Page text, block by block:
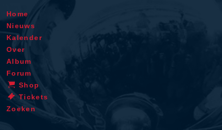
Home
Nieuws
Kalender
Over
Album
Forum
Shop
Tickets
Zoeken